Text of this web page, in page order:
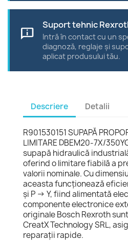
chat_info
Suport tehnic
Intră în contact cu un
diagnoză, reglaje și
aplicat produsului tău.
Descriere Detalii
R901530151 SUPAPĂ
LIMITARE DBEM20-7X/
supapă hidraulică
oferind o limitare fiabilă a
valorii nominale. Cu
aceasta funcționează
și P → Y, fiind alimentată
componente electronice
originale Bosch Rexroth
CreatX Technology SRL,
reparații rapide.